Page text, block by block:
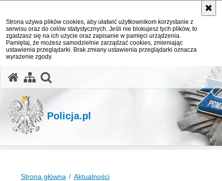
Strona używa plików cookies, aby ułatwić użytkownikom korzystanie z
serwisu oraz do celów statystycznych. Jeśli nie blokujesz tych plików, to
zgadzasz się na ich użycie oraz zapisanie w pamięci urządzenia.
Pamiętaj, że możesz samodzielnie zarządzać cookies, zmieniając
ustawienia przeglądarki. Brak zmiany ustawienia przeglądarki oznacza
wyrażenie zgody.
Policja.pl
Strona główna Aktualności